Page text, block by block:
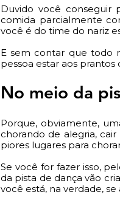
Duvido você
comida parcialmente
você é do time do nariz
E sem contar que todo
pessoa estar aos
No meio da
Porque, obviamente,
chorando de alegria,
piores lugares para
Se você for fazer isso,
da pista de dança vão
você está, na verdade,